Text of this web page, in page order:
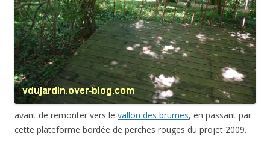
avant de remonter vers le vallon des brumes, en passant par
cette plateforme bordée de perches rouges du projet 2009.